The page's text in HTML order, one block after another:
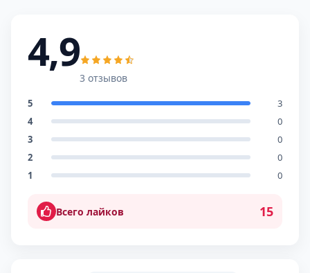
4,9
3 отзывов
5
3
4
0
3
0
2
0
1
0
Всего лайков 15